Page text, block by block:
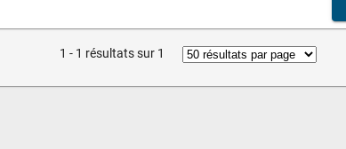
1 - 1 résultats sur 1